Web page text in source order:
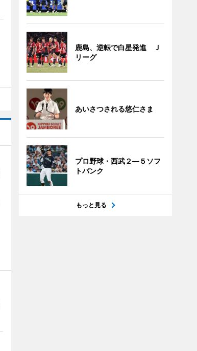
鹿島、逆転で白星発進 Ｊ
リーグ
あいさつされる悠仁さま
プロ野球・西武２―５ソフ
トバンク
もっと見る